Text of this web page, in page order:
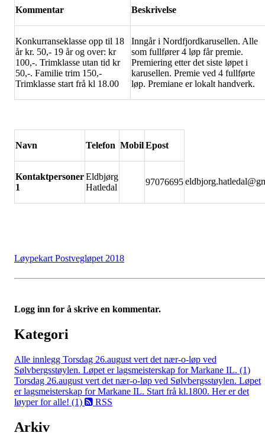
Kommentar Beskrivelse
Konkurranseklasse opp til 18
år kr. 50,- 19 år og over: kr
100,-. Trimklasse utan tid kr
50,-. Familie trim 150,-
Trimklasse start frå kl 18.00
Inngår i Nordfjordkarusellen. Alle
som fullfører 4 løp får premie.
Premiering etter det siste løpet i
karusellen. Premie ved 4 fullførte
løp. Premiane er lokalt handverk.
Navn Telefon MobilEpost
Kontaktpersoner
1
Eldbjørg
Hatledal
97076695
Løypekart Postvegløpet 2018
Logg inn for å skrive en kommentar.
Kategori
Alle innlegg Torsdag 26.august vert det nær-o-løp ved
Sølvbergsstøylen. Løpet er lagsmeisterskap for Markane IL. (1)
Torsdag 26.august vert det nær-o-løp ved Sølvbergsstøylen. Løpet
er lagsmeisterskap for Markane IL. Start frå kl.1800. Her er det
løyper for alle! (1)
RSS
Arkiv